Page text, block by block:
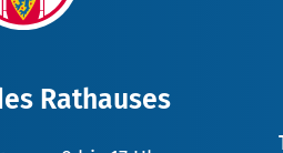
Rathauses